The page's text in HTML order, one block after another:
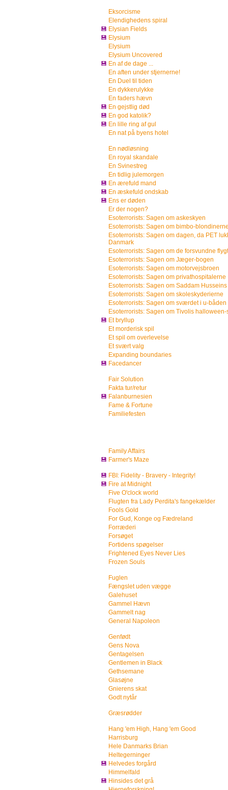
Eksorcisme
Elendighedens spiral
💾 Elysian Fields
💾 Elysium
Elysium
Elysium Uncovered
💾 En af de dage ...
En aften under stjernerne!
En Duel til tiden
En dykkerulykke
En faders hævn
💾 En gejstlig død
💾 En god katolik?
💾 En lille ring af gul
En nat på byens hotel
En nødløsning
En royal skandale
En Svinestreg
En tidlig julemorgen
💾 En ærefuld mand
💾 En æskefuld ondskab
💾 Ens er døden
Er der nogen?
Esoterrorists: Sagen om askeskyen
Esoterrorists: Sagen om bimbo-
Esoterrorists: Sagen om dagen, da PET
Danmark
Esoterrorists: Sagen om de forsvundne
Esoterrorists: Sagen om Jæger-bogen
Esoterrorists: Sagen om motorvejsbroen
Esoterrorists: Sagen om privathospitalerne
Esoterrorists: Sagen om Saddam
Esoterrorists: Sagen om skoleskyderierne
Esoterrorists: Sagen om sværdet i u-båden
Esoterrorists: Sagen om Tivolis halloween-
💾 Et bryllup
Et morderisk spil
Et spil om overlevelse
Et svært valg
Expanding boundaries
💾 Facedancer
Fair Solution
Fakta tur/retur
💾 Falanburnesien
Fame & Fortune
Familiefesten
Family Affairs
💾 Farmer's Maze
💾 FBI: Fidelity - Bravery - Integrity!
💾 Fire at Midnight
Five O'clock world
Flugten fra Lady Perdita's fangekælder
Fools Gold
For Gud, Konge og Fædreland
Forræderi
Forsøget
Fortidens spøgelser
Frightened Eyes Never Lies
Frozen Souls
Fuglen
Fængslet uden vægge
Galehuset
Gammel Hævn
Gammelt nag
General Napoleon
Genfødt
Gens Nova
Gentagelsen
Gentlemen in Black
Gethsemane
Glasøjne
Gnierens skat
Godt nytår
Græsrødder
Hang 'em High, Hang 'em Good
Harrisburg
Hele Danmarks Brian
Heltegerninger
💾 Helvedes forgård
Himmelfald
💾 Hinsides det grå